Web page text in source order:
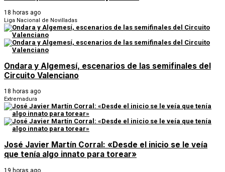
18 horas ago
Liga Nacional de Novilladas
Ondara y Algemesí, escenarios de las semifinales del
Circuito Valenciano
18 horas ago
Extremadura
José Javier Martín Corral: «Desde el inicio se le veía
que tenía algo innato para torear»
19 horas ago